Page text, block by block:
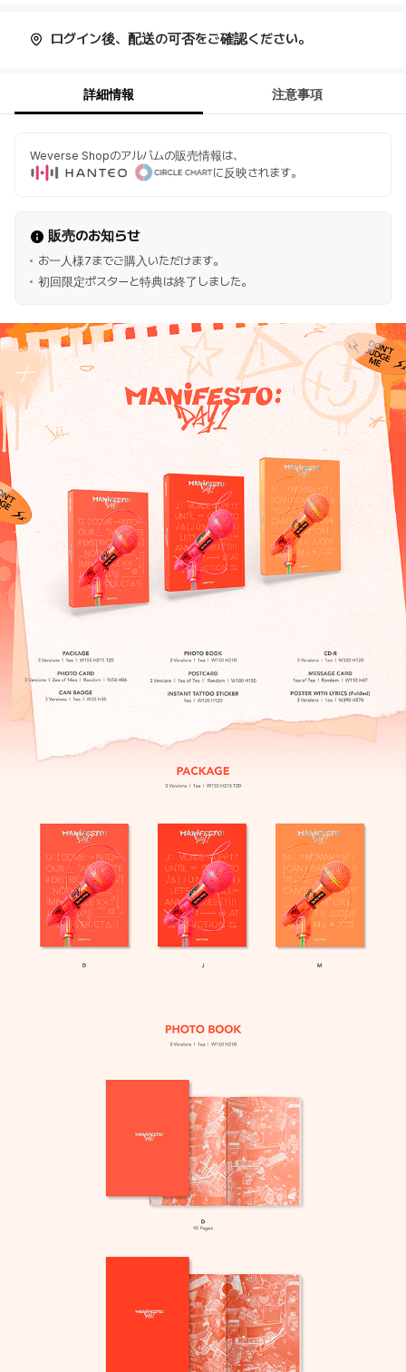
ログイン後、配送の可否をご確認ください。
詳細情報 注意事項
Weverse Shopのアルバムの販売情報は、
に反映されます。
販売のお知らせ
お一人様7までご購入いただけます。
初回限定ポスターと特典は終了しました。